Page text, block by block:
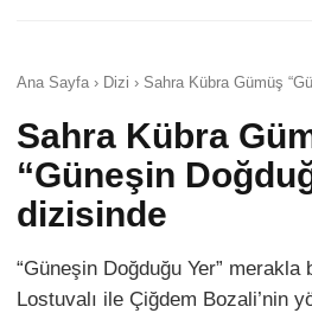
Ana Sayfa › Dizi › Sahra Kübra Gümüş
Sahra Kübra
“Güneşin
dizisinde
“Güneşin Doğduğu Yer” merakla
Lostuvalı ile Çiğdem Bozali’nin